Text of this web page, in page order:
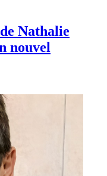
Nathalie
nouvel